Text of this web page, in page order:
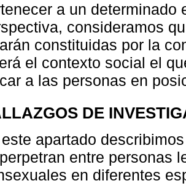
a un determinado
consideramos
constituidas por la
el contexto social el
a las personas en
DE
apartado
entre personas
en diferentes